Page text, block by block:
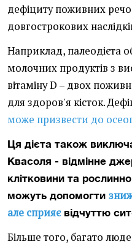
дефіциту поживних
довгострокових
Наприклад, палеодієта
молочних продуктів з
вітаміну D – двох
для здоров'я кісток.
може призвести до
Ця дієта також
Квасоля - відмінне
клітковини та
можуть допомогти
але сприяє відчуттю
Більше того, багато